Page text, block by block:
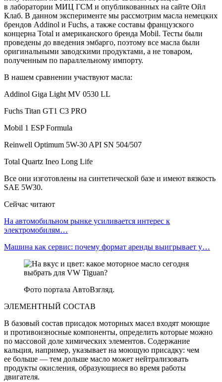
в лаборатории МИЦ ГСМ и опубликованных на сайте Ойл
Клаб. В данном эксперименте мы рассмотрим масла немецких
брендов Addinol и Fuchs, а также составы французского
концерна Total и американского бренда Mobil. Тесты были
проведены до введения эмбарго, поэтому все масла были
оригинальными заводскими продуктами, а не товаром,
полученным по параллельному импорту.
В нашем сравнении участвуют масла:
Addinol Giga Light MV 0530 LL
Fuchs Titan GT1 C3 PRO
Mobil 1 ESP Formula
Reinwell Optimum 5W-30 API SN 504/507
Total Quartz Ineo Long Life
Все они изготовлены на синтетической базе и имеют вязкость
SAE 5W30.
Сейчас читают
На автомобильном рынке усиливается интерес к
электромобилям…
Машина как сервис: почему формат аренды выигрывает у…
Фото портала АвтоВзгляд.
ЭЛЕМЕНТНЫЙ СОСТАВ
В базовый состав присадок моторных масел входят моющие
и противоизносные компоненты, определить которые можно
по массовой доле химических элементов. Содержание
кальция, например, указывает на моющую присадку: чем
ее больше — тем дольше масло может нейтрализовать
продукты окисления, образующиеся во время работы
двигателя.